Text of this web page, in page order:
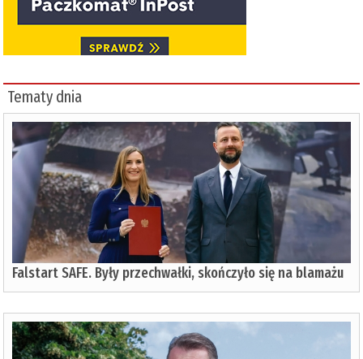
Tematy dnia
Falstart SAFE. Były przechwałki, skończyło się na blamażu